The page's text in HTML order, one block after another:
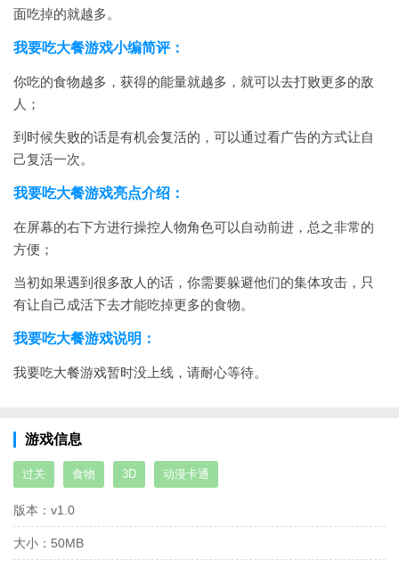
面吃掉的就越多。
我要吃大餐游戏小编简评：
你吃的食物越多，获得的能量就越多，就可以去打败更多的敌
人；
到时候失败的话是有机会复活的，可以通过看广告的方式让自
己复活一次。
我要吃大餐游戏亮点介绍：
在屏幕的右下方进行操控人物角色可以自动前进，总之非常的
方便；
当初如果遇到很多敌人的话，你需要躲避他们的集体攻击，只
有让自己成活下去才能吃掉更多的食物。
我要吃大餐游戏说明：
我要吃大餐游戏暂时没上线，请耐心等待。
游戏信息
过关 食物 3D 动漫卡通
版本： v1.0
大小： 50MB